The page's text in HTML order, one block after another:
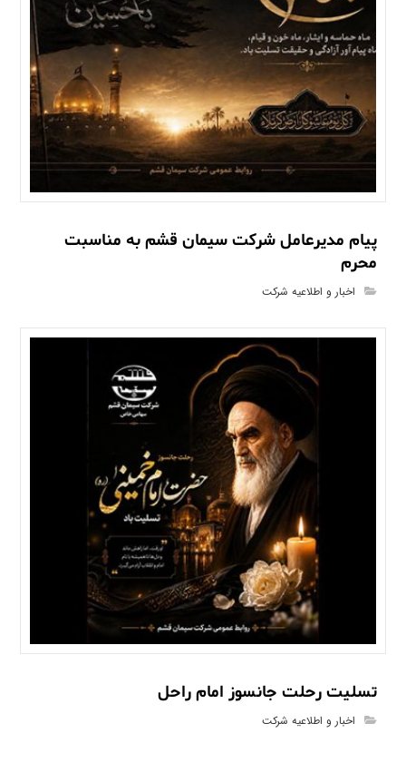
پیام مدیرعامل شرکت سیمان قشم به مناسبت
محرم
اخبار و اطلاعیه شرکت
تسلیت رحلت جانسوز امام راحل
اخبار و اطلاعیه شرکت